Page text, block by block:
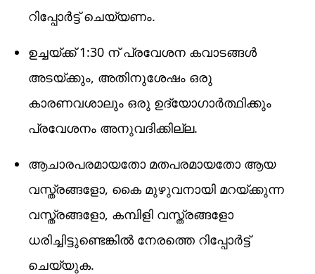
റിപ്പോർട്ട് ചെയ്യണം.
ഉച്ചയ്ക്ക് 1:30 ന് പ്രവേശന കവാടങ്ങൾ
അടയ്ക്കും, അതിനുശേഷം ഒരു
കാരണവശാലും ഒരു ഉദ്യോഗാർത്ഥിക്കും
പ്രവേശനം അനുവദിക്കില്ല.
ആചാരപരമായതോ മതപരമായതോ ആയ
വസ്ത്രങ്ങളോ, കൈ മുഴുവനായി മറയ്ക്കുന്ന
വസ്ത്രങ്ങളോ, കമ്പിളി വസ്ത്രങ്ങളോ
ധരിച്ചിട്ടുണ്ടെങ്കിൽ നേരത്തെ റിപ്പോർട്ട്
ചെയ്യുക.